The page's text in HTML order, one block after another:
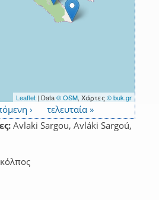
Leaflet | Data© OSM, Χάρτες © buk.gr
›
τελευταία »
Avlaki Sargou, Avláki Sargoú,